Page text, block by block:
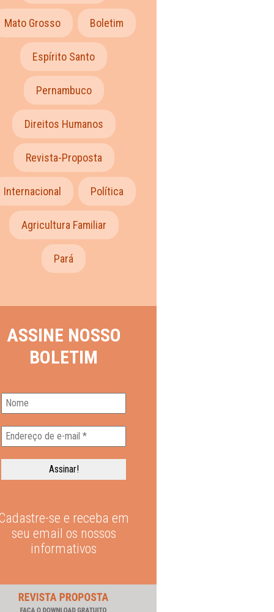
Mato Grosso Boletim
Espírito Santo
Pernambuco
Direitos Humanos
Revista-Proposta
Internacional Política
Agricultura Familiar
Pará
ASSINE NOSSO
BOLETIM
se e receba em
seu email os nossos
informativos